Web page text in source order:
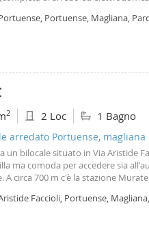
ed è appunto dotato soltanto
Portuense, Magliana,
2 2 Loc 1 Bagno
arredato Portuense, magliana
un bilocale situato in Via Aristide
ma comoda per accedere sia
A circa 700 m c'è la stazione
e bagno. L'immobile è dotato di
si presenta arredato in
Faccioli, Portuense,